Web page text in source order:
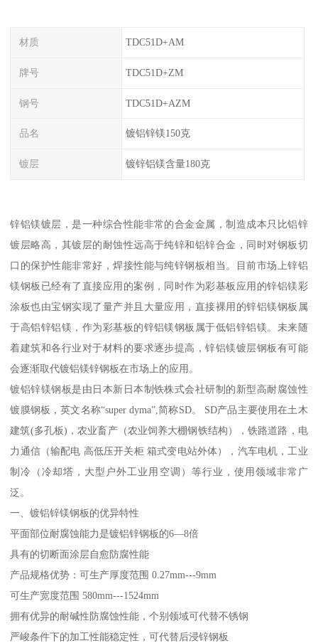
材质 TDC51D+AM
牌号 TDC51D+ZM
钢号 TDC51D+AZM
品名 镀铝锌镁150克
镀层 镀锌铝镁含量180克
锌铝镁镀层，是一种综合性能非常的合金金属，制造成本只比铝锌
镀层略高，其镀层的耐蚀性远高于纯锌和铝锌合金，同时对钢板切
口的保护性能非常好，焊接性能与纯锌钢板相当。目前市场上锌铝
镁钢板已经有了直接应用的案例，同时作为彩基板应用的锌铝镁彩
涂板也由宝钢实现了量产并且大量应用，直接裸用的锌铝镁钢板属
于高铝锌铝镁，作为彩基板的锌铝镁钢板属于低铝锌铝镁。未来随
着建筑和各行业对于材料的要求逐步提高，锌铝镁镀层钢板有可能
会逐渐取代镀铝镁锌钢板在市场上的应用。
镀铝锌镁钢板是由日本新日本制铁株式会社研制的新型高耐腐蚀性
镀膜钢板，英文名称“super dyma”,简称SD。 SD产品主要使用在土木
建筑(多孔板)，农业畜产（农业饲养大棚钢铁结构），铁路道路，电
力通信（输配电 高低压开关柜 箱式变电站外体），汽车电机，工业
制冷（冷却塔，大型户外工业用空调）等行业，使用领域非常广
泛。
一、镀铝锌镁钢板的优异特性
平面部位耐腐蚀能力是镀铝锌钢板的6—8倍
具有的切断面涂层自愈防腐性能
产品规格优势：可生产厚度范围 0.27mm---9mm
可生产宽度范围 580mm---1524mm
拥有优异的耐碱性防腐蚀性能，个别领域可代替不锈钢
严峻条件下的加工性能稳定性，可代替后浸锌钢板